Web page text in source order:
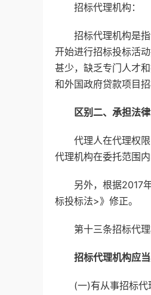
招标代理机构：
招标代理机构是指
开始进行招标投标活
甚少，缺乏专门人才
和外国政府贷款项目
区别二、承担法律
代理人在代理权限
代理机构在委托范围
另外，根据2017年
标投标法>》修正。
第十三条招标代理
招标代理机构应当
(一)有从事招标代